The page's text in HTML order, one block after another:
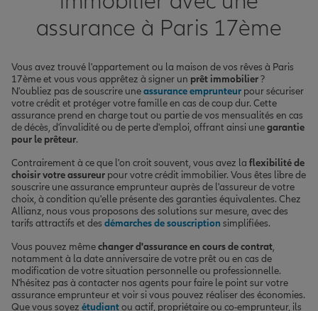
assurance à Paris 17ème
Vous avez trouvé l'appartement ou la maison de vos rêves à Paris
17ème et vous vous apprêtez à signer un prêt immobilier?
N'oubliez pas de souscrire uneassurance emprunteur pour sécuriser
votre crédit et protéger votre famille en cas de coup dur. Cette
assurance prend en charge tout ou partie de vos mensualités en cas
de décès, d'invalidité ou de perte d'emploi, offrant ainsi unegarantie
pour le prêteur.
Contrairement à ce que l'on croit souvent, vous avez la flexibilité de
choisir votre assureur pour votre crédit immobilier. Vous êtes libre de
souscrire une assurance emprunteur auprès de l'assureur de votre
choix, à condition qu'elle présente des garanties équivalentes. Chez
Allianz, nous vous proposons des solutions sur mesure, avec des
tarifs attractifs et des démarches de souscription simplifiées.
Vous pouvez mêmechanger d'assurance en cours de contrat,
notamment à la date anniversaire de votre prêt ou en cas de
modification de votre situation personnelle ou professionnelle.
N'hésitez pas à contacter nos agents pour faire le point sur votre
assurance emprunteur et voir si vous pouvez réaliser des économies.
Que vous soyez étudiantou actif, propriétaire ou co-emprunteur, ils